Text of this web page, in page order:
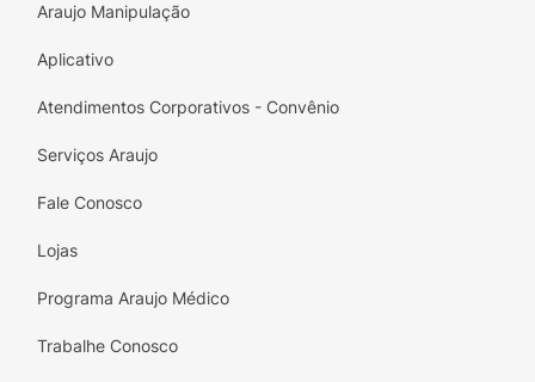
fácil de transportar.
Desenvolvimento:Estimula a coordenação
maleta
Araujo Manipulação
Aplicativo
Atendimentos Corporativos - Convênio
Serviços Araujo
Fale Conosco
Lojas
Programa Araujo Médico
Trabalhe Conosco